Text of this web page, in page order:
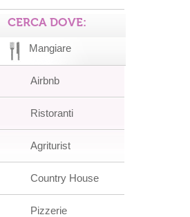
CERCA DOVE:
Mangiare
Airbnb
Ristoranti
Agriturist
Country House
Pizzerie